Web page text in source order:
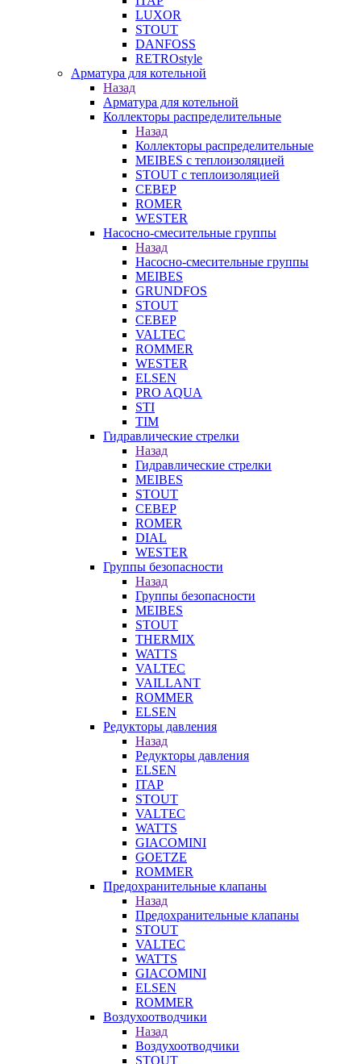
LUXOR
STOUT
DANFOSS
RETROstyle
Арматура для котельной
Назад
Арматура для котельной
Коллекторы распределительные
Назад
Коллекторы распределительные
MEIBES с теплоизоляцией
STOUT с теплоизоляцией
СЕВЕР
ROMER
WESTER
Насосно-смесительные группы
Назад
Насосно-смесительные группы
MEIBES
GRUNDFOS
STOUT
СЕВЕР
VALTEC
ROMMER
WESTER
ELSEN
PRO AQUA
STI
TIM
Гидравлические стрелки
Назад
Гидравлические стрелки
MEIBES
STOUT
СЕВЕР
ROMER
DIAL
WESTER
Группы безопасности
Назад
Группы безопасности
MEIBES
STOUT
THERMIX
WATTS
VALTEC
VAILLANT
ROMMER
ELSEN
Редукторы давления
Назад
Редукторы давления
ELSEN
ITAP
STOUT
VALTEC
WATTS
GIACOMINI
GOETZE
ROMMER
Предохранительные клапаны
Назад
Предохранительные клапаны
STOUT
VALTEC
WATTS
GIACOMINI
ELSEN
ROMMER
Воздухоотводчики
Назад
Воздухоотводчики
STOUT